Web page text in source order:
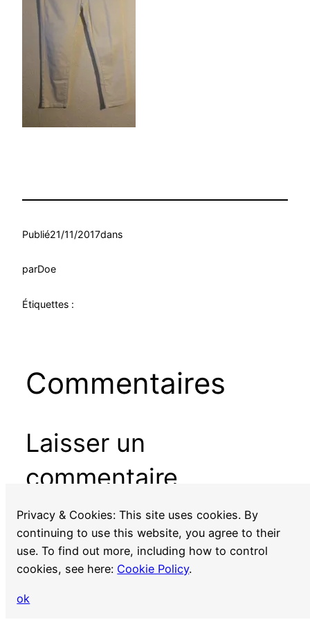
Publié21/11/2017dans
parDoe
Étiquettes :
Commentaires
Laisser un
commentaire
Vous devezvous connecterpour publier un
commentaire.
Privacy & Cookies: This site uses cookies. By
continuing to use this website, you agree to their
use. To find out more, including how to control
cookies, see here: Cookie Policy.
ok